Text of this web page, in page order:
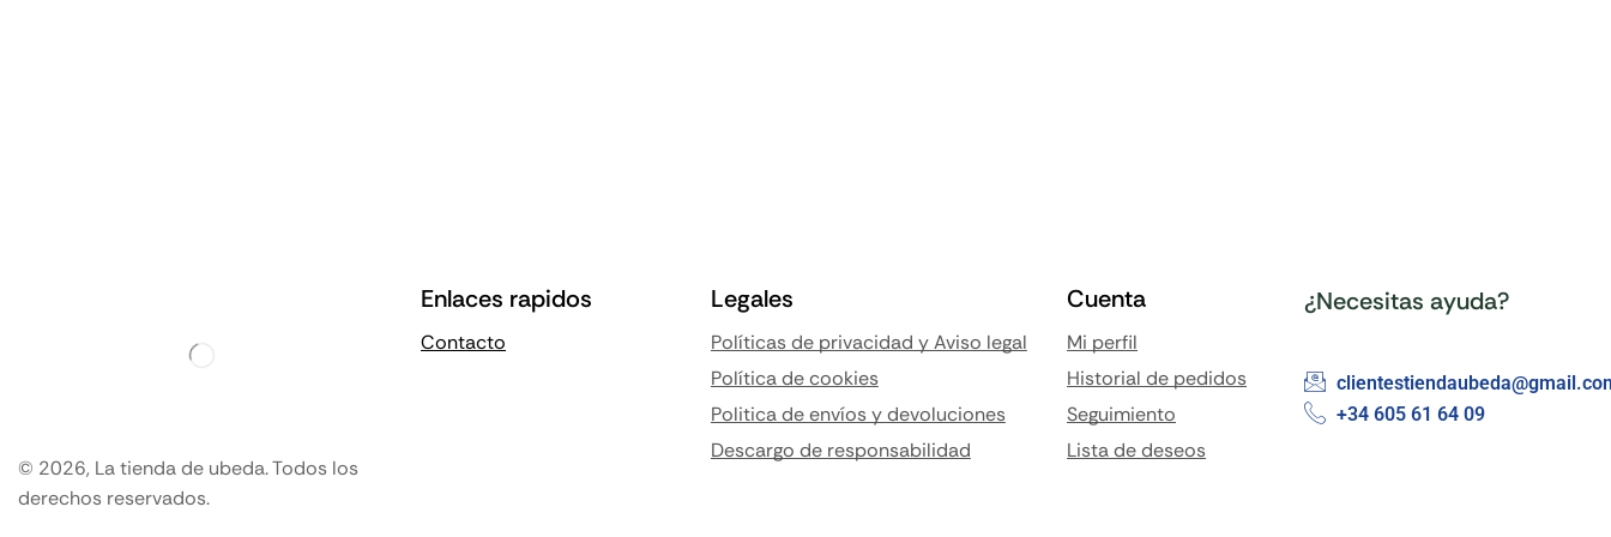
© 2026, La tienda de ubeda. Todos los
derechos reservados.
Enlaces rapidos
Contacto
Legales
Políticas de privacidad y Aviso legal
Política de cookies
Politica de envíos y devoluciones
Descargo de responsabilidad
Cuenta
Mi perfil
Historial de pedidos
Seguimiento
Lista de deseos
¿Necesitas ayuda?
+34 605 61 64 09